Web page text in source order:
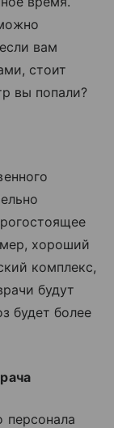
вам
стоит
вы попали?
хороший
комплекс,
будут
будет более
персонала